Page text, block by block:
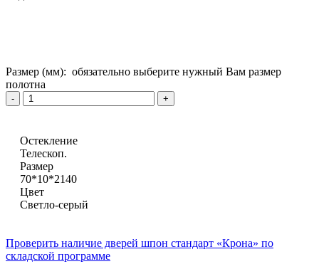
Размер (мм): обязательно выберите нужный Вам размер
полотна
Остекление
Телескоп.
Размер
70*10*2140
Цвет
Светло-серый
Проверить наличие дверей шпон стандарт «Крона» по
складской программе